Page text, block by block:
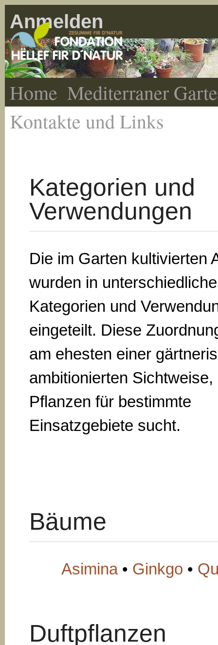
Anmelden
Home Mediterraner
Kontakte und Links
Kategorien und
Verwendungen
Die im Garten kultivierten
wurden in unterschiedliche
Kategorien und
eingeteilt. Diese
am ehesten einer
ambitionierten Sichtweise,
Pflanzen für bestimmte
Einsatzgebiete sucht.
Bäume
Asimina• Ginkgo •
Duftpflanzen